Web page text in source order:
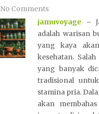
No Comments
jamuvoyage –
adalah warisan
yang kaya
kesehatan.
yang banyak
tradisional
stamina pria.
akan